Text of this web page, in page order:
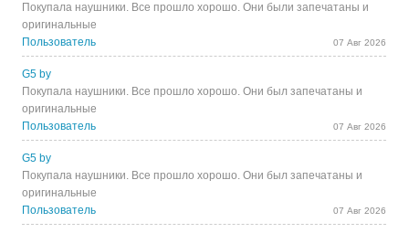
Покупала наушники. Все прошло хорошо. Они были запечатаны и
оригинальные
Пользователь
07 Авг 2026
G5 by
Покупала наушники. Все прошло хорошо. Они был запечатаны и
оригинальные
Пользователь
07 Авг 2026
G5 by
Покупала наушники. Все прошло хорошо. Они был запечатаны и
оригинальные
Пользователь
07 Авг 2026